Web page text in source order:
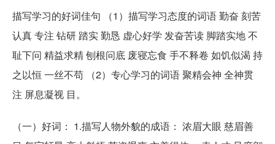
描写学习的好词佳句 （1）描写学习态度的词语 勤奋 刻苦
认真 专注 钻研 踏实 勤恳 虚心好学 发奋苦读 脚踏实地 不
耻下问 精益求精 刨根问底 废寝忘食 手不释卷 如饥似渴 持
之以恒 一丝不苟 （2）专心学习的词语 聚精会神 全神贯
注 屏息凝视 目。
（一）好词： 1.描写人物外貌的成语： 浓眉大眼 慈眉善